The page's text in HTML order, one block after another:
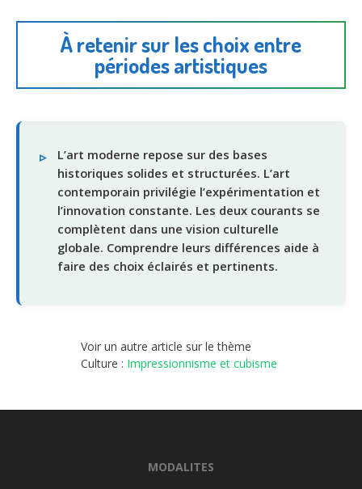
À retenir sur les choix entre
périodes artistiques
L’art moderne repose sur des bases
historiques solides et structurées. L’art
contemporain privilégie l’expérimentation et
l’innovation constante. Les deux courants se
complètent dans une vision culturelle
globale. Comprendre leurs différences aide à
faire des choix éclairés et pertinents.
Voir un autre article sur le thème
Culture : Impressionnisme et cubisme
MODALITES